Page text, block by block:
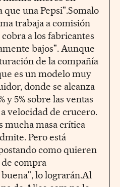
que una Pepsi".Somalo
trabaja a comisión
a los fabricantes
bajos". Aunque
de la compañía
es un modelo muy
donde se alcanza
y 5% sobre las ventas
velocidad de crucero.
mucha masa crítica
Pero está
como quieren
compra
lo lograrán.Al